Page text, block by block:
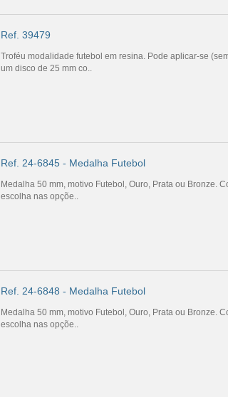
Ref. 39479
Troféu modalidade futebol em resina. Pode aplicar-se
um disco de 25 mm co..
Ref. 24-6845 - Medalha Futebol
Medalha 50 mm, motivo Futebol, Ouro, Prata ou Bronze.
escolha nas opçõe..
Ref. 24-6848 - Medalha Futebol
Medalha 50 mm, motivo Futebol, Ouro, Prata ou Bronze.
escolha nas opçõe..